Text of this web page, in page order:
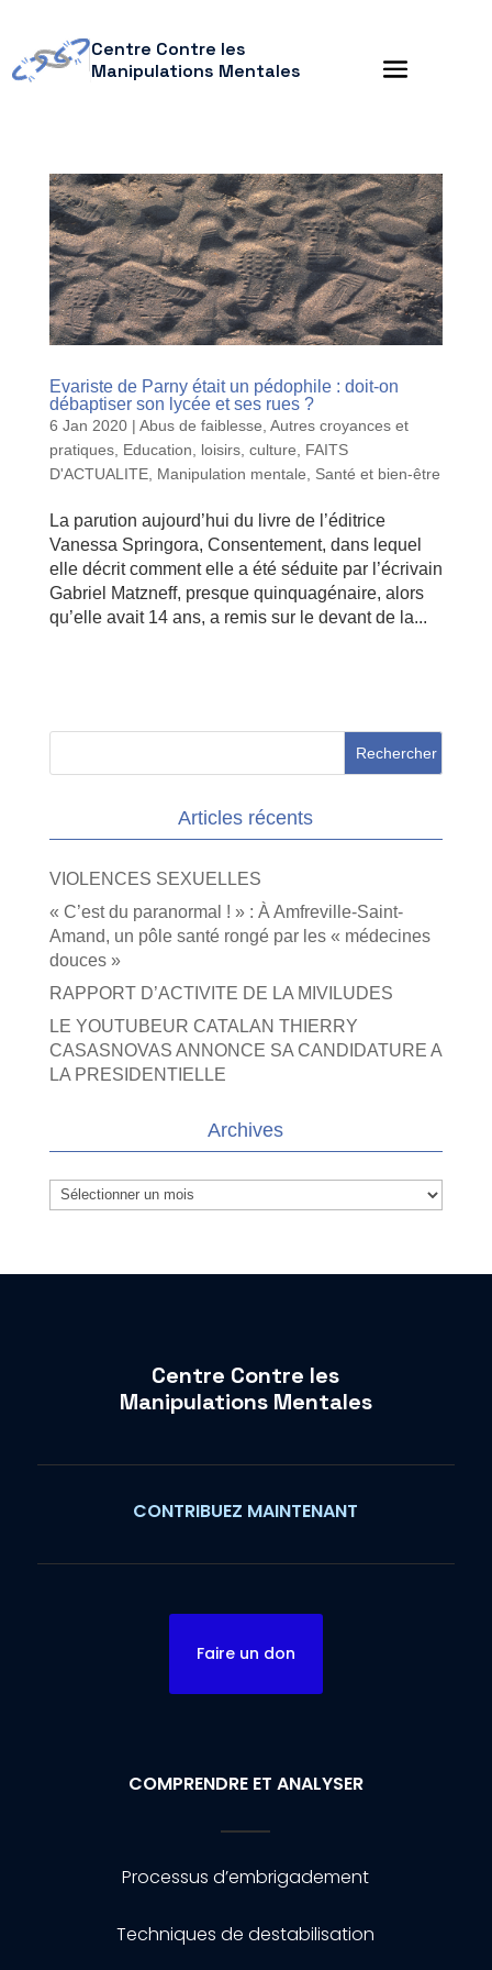
Centre Contre les
Manipulations Mentales
Evariste de Parny était un pédophile : doit-on
débaptiser son lycée et ses rues ?
6 Jan 2020| Abus de faiblesse Autres croyances et
pratiques, Education, loisirs, culture
FAITS
D'ACTUALITE, Manipulation mentale Santé et bien-être
La parution aujourd’hui du livre de l’éditrice
Vanessa Springora, Consentement, dans lequel
elle décrit comment elle a été séduite par l’écrivain
Gabriel Matzneff, presque quinquagénaire, alors
qu’elle avait 14 ans, a remis sur le devant de la...
Articles récents
VIOLENCES SEXUELLES
« C’est du paranormal ! » : À Amfreville-Saint-
Amand, un pôle santé rongé par les « médecines
douces »
RAPPORT D’ACTIVITE DE LA MIVILUDES
LE YOUTUBEUR CATALAN THIERRY
CASASNOVAS ANNONCE SA CANDIDATURE A
LA PRESIDENTIELLE
Archives
Archives
Centre Contre les
Manipulations Mentales
CONTRIBUEZ MAINTENANT
Faire un don
COMPRENDRE ET ANALYSER
Processus d’embrigadement
Techniques de destabilisation